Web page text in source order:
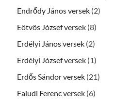
Endrődy János versek (2)
Eötvös József versek (8)
Erdélyi János versek (2)
Erdélyi József versek (1)
Erdős Sándor versek (21)
Faludi Ferenc versek (6)